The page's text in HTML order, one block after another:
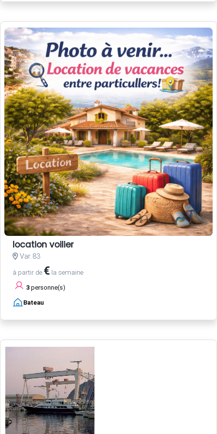
location voilier
Var 83
à partir de € la semaine
3 personne(s)
Bateau